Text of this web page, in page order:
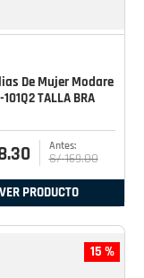
De Mujer Modare
TALLA BRA
.30 S/ 169.00
VER PRODUCTO
15 %